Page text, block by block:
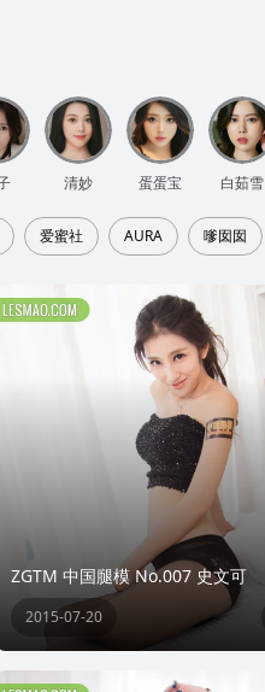
清妙 蛋蛋宝 白茹雪
爱蜜社 AURA 嗲囡囡
ZGTM 中国腿模 No.007 史文可
2015-07-20